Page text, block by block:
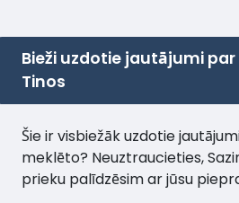
Bieži uzdotie jautājumi
Tinos
Šie ir visbiežāk uzdotie
meklēto? Neuztraucieties,
prieku palīdzēsim ar jūsu